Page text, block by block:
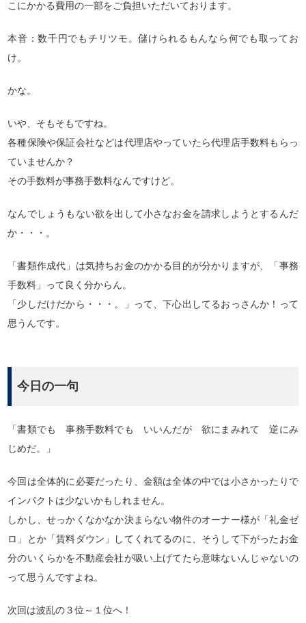
こにかかる費用の一部をご負担いただいております。
本音：数千円でもチリツモ。儲けられるもんなら何でも取ってお
け。
かな。
いや、そもそもですね。
各種保険や保証会社などは代理店やっていたら代理店手数料もらっ
ていませんか？
その手数料が事務手数料なんですけど。
なんでしょうもない欲を出して小さなお金を請求しようとするんだ
か・・・。
「書類作成代」は気持ちお金のかかる目的が分かりますが、「事務
手数料」って良く分からん。
「少しだけだから・・・。」って、下心出してるおっさんか！って
思うんです。
今日の一句
「書類でも 事務手数料でも いいんだが 欲にまみれて 逆にみ
じめだ。」
今回は全体的に必要だったり、金額は全体の中では小さかったりで
インパクトは少ないかもしれません。
しかし、せっかくなかなか決まらない物件のオーナー様が「礼金ゼ
ロ」とか「賃料ダウン」してくれてるのに、そうして下がったお金
分のいくらかを不動産会社が吸い上げてたら意味ないんじゃないの
って思うんですよね。
次回は波乱の３位～１位へ！